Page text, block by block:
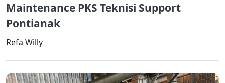
Maintenance PKS Teknisi Support
Pontianak
Refa Willy